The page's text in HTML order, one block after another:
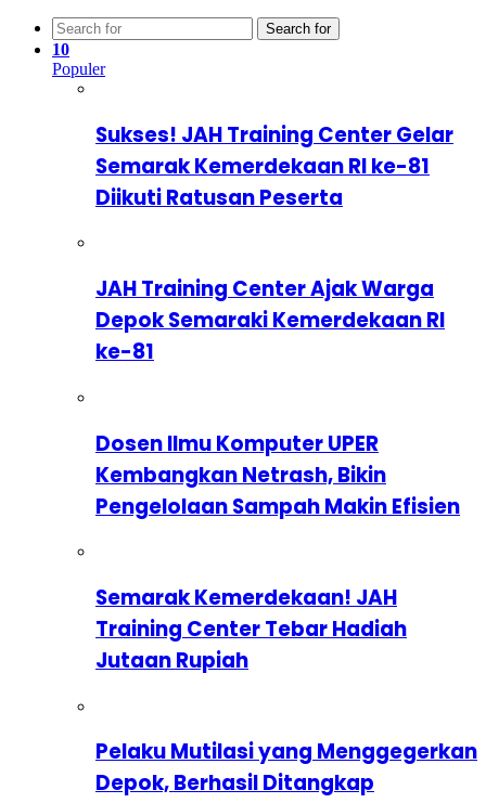
Search for
10
Populer
Sukses! JAH Training Center Gelar
Semarak Kemerdekaan RI ke-81
Diikuti Ratusan Peserta
JAH Training Center Ajak Warga
Depok Semaraki Kemerdekaan RI
ke-81
Dosen Ilmu Komputer UPER
Kembangkan Netrash, Bikin
Pengelolaan Sampah Makin Efisien
Semarak Kemerdekaan! JAH
Training Center Tebar Hadiah
Jutaan Rupiah
Pelaku Mutilasi yang Menggegerkan
Depok, Berhasil Ditangkap